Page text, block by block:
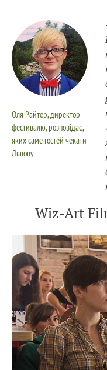
Оля Райтер, директор
фестивалю, розповідає,
яких саме гостей чекати
Львову
Wiz-Art